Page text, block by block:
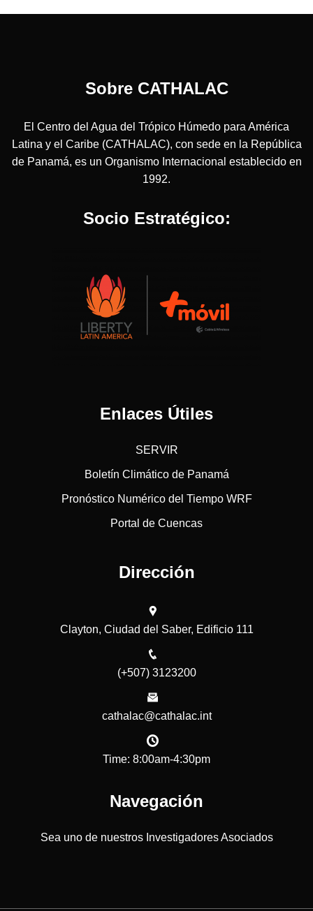
Sobre CATHALAC
El Centro del Agua del Trópico Húmedo para América
Latina y el Caribe (CATHALAC), con sede en la República
de Panamá, es un Organismo Internacional establecido en
1992.
Socio Estratégico:
Enlaces Útiles
SERVIR
Boletín Climático de Panamá
Pronóstico Numérico del Tiempo WRF
Portal de Cuencas
Dirección
Clayton, Ciudad del Saber, Edificio 111
(+507) 3123200
cathalac@cathalac.int
Time: 8:00am-4:30pm
Navegación
Sea uno de nuestros Investigadores Asociados